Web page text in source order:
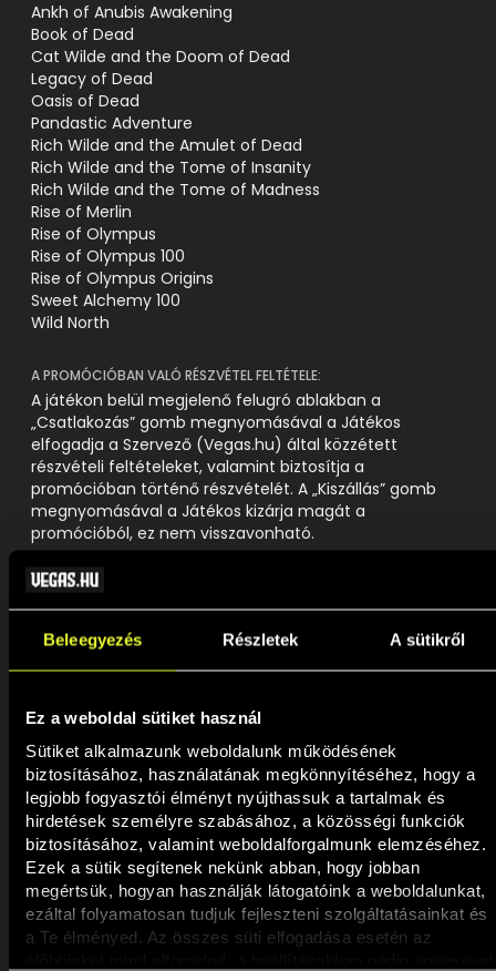
Beleegyezés Részletek A sütikről
Ez a weboldal sütiket használ
Sütiket alkalmazunk weboldalunk működésének
biztosításához, használatának megkönnyítéséhez, hogy a
legjobb fogyasztói élményt nyújthassuk a tartalmak és
hirdetések személyre szabásához, a közösségi funkciók
biztosításához, valamint weboldalforgalmunk elemzéséhez.
Ezek a sütik segítenek nekünk abban, hogy jobban
megértsük, hogyan használják látogatóink a weboldalunkat,
ezáltal folyamatosan tudjuk fejleszteni szolgáltatásainkat és
a Te élményed. Az összes süti elfogadása esetén az
Ankh of Anubis Awakening
Book of Dead
Cat Wilde and the Doom of Dead
Legacy of Dead
Oasis of Dead
Pandastic Adventure
Rich Wilde and the Amulet of Dead
Rich Wilde and the Tome of Insanity
Rich Wilde and the Tome of Madness
Rise of Merlin
Rise of Olympus
Rise of Olympus 100
Rise of Olympus Origins
Sweet Alchemy 100
Wild North
A PROMÓCIÓBAN VALÓ RÉSZVÉTEL FELTÉTELE:
A játékon belül megjelenő felugró ablakban a
„Csatlakozás” gomb megnyomásával a Játékos
elfogadja a Szervező (Vegas.hu) által közzétett
részvételi feltételeket, valamint biztosítja a
promócióban történő részvételét. A „Kiszállás” gomb
megnyomásával a Játékos kizárja magát a
promócióból, ez nem visszavonható.
A promócióban való részvételhez a pörgetésenkénti
Játékos bármelyik felsorolt játékon pörgethet. A játékon
valódi pénzes tétet tevő Játékosok pörgetései
jelent többletköltséget.
A JÁTÉK MENETE:
A promóció során a Szervező (Vegas.hu) egy ranglistát
állít fel a Játékosok között.
A ranglistapontok a játékkörök végén kerülnek
meghatározásra, és a legmagasabb pontszámmal
rendelkező Játékosok kerülnek a ranglista élére.
Egyenlő pontszámot elért Játékosok esetében az kerül
majd magasabbra a ranglistán, aki előbb érte el az